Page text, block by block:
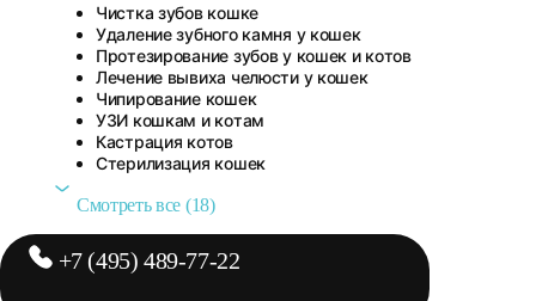
Чистка зубов кошке
Удаление зубного камня у кошек
Протезирование зубов у кошек и котов
Лечение вывиха челюсти у кошек
Чипирование кошек
УЗИ кошкам и котам
Кастрация котов
Стерилизация кошек
Смотреть все (18)
+7 (495) 489-77-22